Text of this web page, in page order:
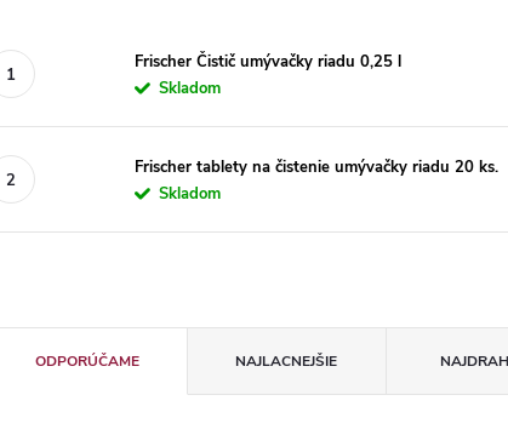
Frischer Čistič umývačky riadu 0,25 l
Skladom
Frischer tablety na čistenie umývačky riadu 20 ks.
Skladom
ODPORÚČAME NAJLACNEJŠIE